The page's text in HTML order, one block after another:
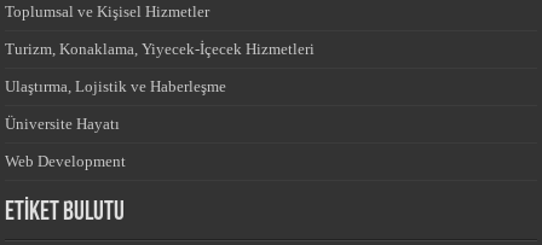
Toplumsal ve Kişisel Hizmetler
Turizm, Konaklama, Yiyecek-İçecek Hizmetleri
Ulaştırma, Lojistik ve Haberleşme
Üniversite Hayatı
Web Development
ETİKET BULUTU